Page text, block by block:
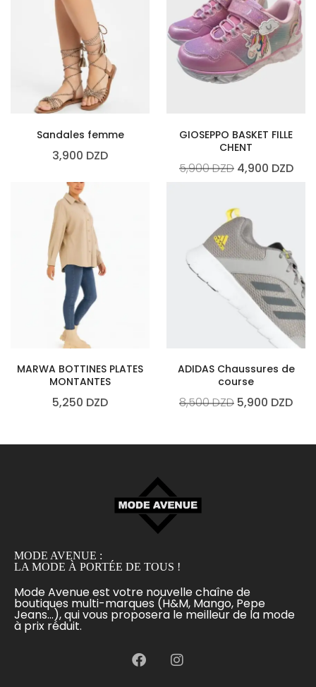
Sandales femme
3,900 DZD
GIOSEPPO BASKET FILLE
CHENT
5,900DZD 4,900 DZD
MARWA BOTTINES PLATES
MONTANTES
5,250 DZD
ADIDAS Chaussures de
course
8,500DZD 5,900 DZD
MODE AVENUE :
LA MODE À PORTÉE DE TOUS !
Mode Avenue est votre nouvelle chaîne de
boutiques multi-marques (H&M, Mango, Pepe
Jeans...), qui vous proposera le meilleur de la mode
à prix réduit.